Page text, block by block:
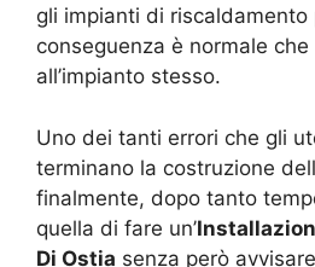
gli impianti di riscaldamento
conseguenza è normale
all’impianto stesso.
Uno dei tanti errori che gli
terminano la costruzione
finalmente, dopo tanto
quella di fare un’
Di Ostia senza però